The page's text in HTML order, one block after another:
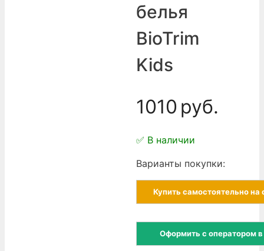
белья
BioTrim
Kids
1010 руб.
✅ В наличии
Варианты покупки:
Купить самостоятельно на
Оформить с оператором